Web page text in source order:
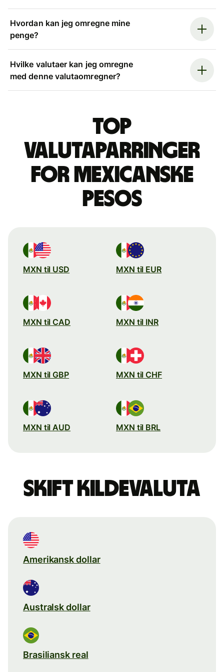
Hvordan kan jeg omregne mine
penge?
Hvilke valutaer kan jeg omregne
med denne valutaomregner?
Top
valutaparringer
for mexicanske
pesos
MXN til USD MXN til EUR
MXN til CAD MXN til INR
MXN til GBP MXN til CHF
MXN til AUD MXN til BRL
Skift kildevaluta
Amerikansk dollar
Australsk dollar
Brasiliansk real